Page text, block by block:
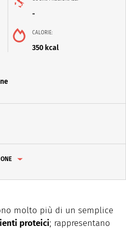
-
CALORIE:
350 kcal
molto più di un semplice
proteici; rappresentano